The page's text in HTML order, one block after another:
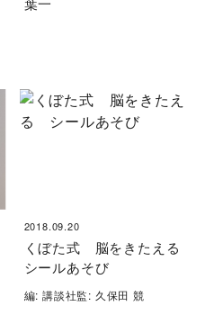
2018.09.20
くぼた式 脳をきたえる
シールあそび
編: 講談社監: 久保田 競